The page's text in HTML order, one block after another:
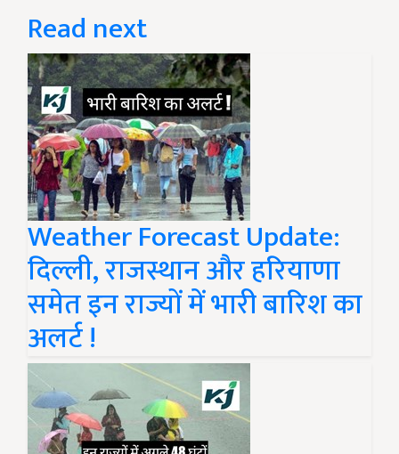
Read next
Weather Forecast Update:
दिल्ली, राजस्थान और हरियाणा
समेत इन राज्यों में भारी बारिश का
अलर्ट !